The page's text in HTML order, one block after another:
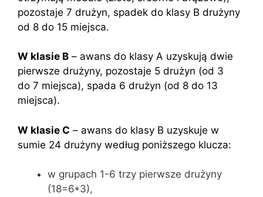
pozostaje 7 drużyn, spadek do klasy B drużyny
od 8 do 15 miejsca.
W klasie B – awans do klasy A uzyskują dwie
pierwsze drużyny, pozostaje 5 drużyn (od 3
do 7 miejsca), spada 6 drużyn (od 8 do 13
miejsca).
W klasie C – awans do klasy B uzyskuje w
sumie 24 drużyny według poniższego klucza:
w grupach 1-6 trzy pierwsze drużyny
(18=6*3),